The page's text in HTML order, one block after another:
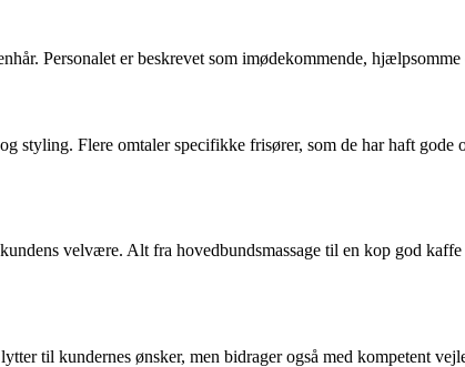
Personalet er beskrevet som imødekommende,
Flere omtaler specifikke frisører, som de har haft gode
velvære. Alt fra hovedbundsmassage til en kop god
til kundernes ønsker, men bidrager også med kompetent